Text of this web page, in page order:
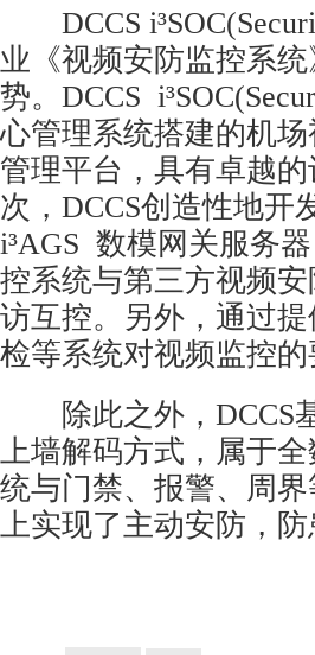
DCCS
业《视频安防监控系
势。DCCS
心管理系统搭建的机
管理平台，具有卓越
次，DCCS创造性地开
i³AGS 数模网关服务
控系统与第三方视频
访互控。另外，通过
检等系统对视频监控
除此之外，DCCS基
上墙解码方式，属于
统与门禁、报警、周
上实现了主动安防，防